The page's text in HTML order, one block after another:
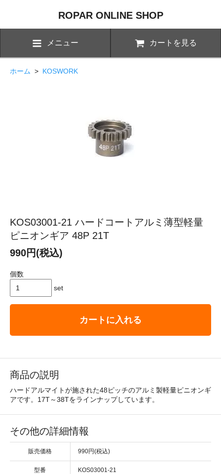
ROPAR ONLINE SHOP
メニュー カートを見る
ホーム > KOSWORK
KOS03001-21 ハードコートアルミ薄型軽量
ピニオンギア 48P 21T
990円(税込)
個数
set
カートに入れる
商品の説明
ハードアルマイトが施された48ピッチのアルミ製軽量ピニオンギ
アです。17T～38Tをラインナップしています。
その他の詳細情報
販売価格 990円(税込)
型番 KOS03001-21